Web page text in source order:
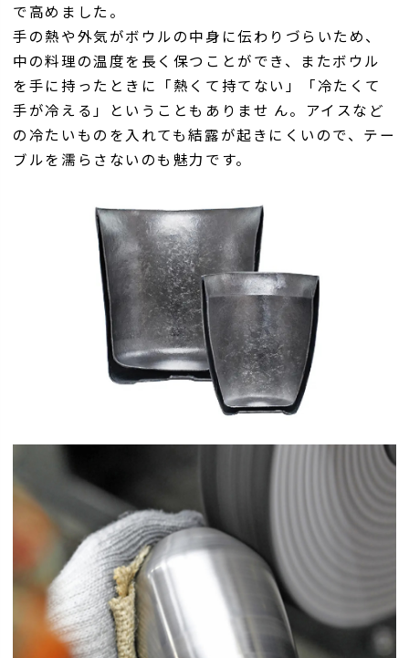
で高めました。
手の熱や外気がボウルの中身に伝わりづらいため、
中の料理の温度を長く保つことができ、またボウル
を手に持ったときに「熱くて持てない」「冷たくて
手が冷える」ということもありませ ん。アイスなど
の冷たいものを入れても結露が起きにくいので、テー
ブルを濡らさないのも魅力です。